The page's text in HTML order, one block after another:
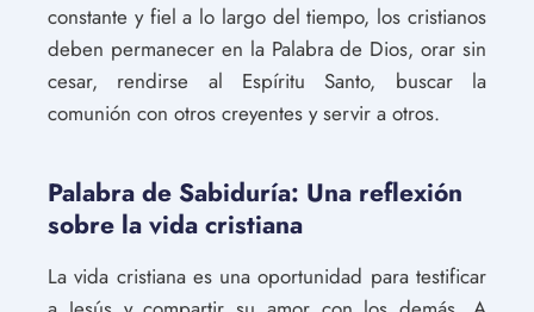
constante y fiel a lo largo del tiempo, los cristianos
deben permanecer en la Palabra de Dios, orar sin
cesar, rendirse al Espíritu Santo, buscar la
comunión con otros creyentes y servir a otros.
Palabra de Sabiduría: Una reflexión
sobre la vida cristiana
La vida cristiana es una oportunidad para testificar